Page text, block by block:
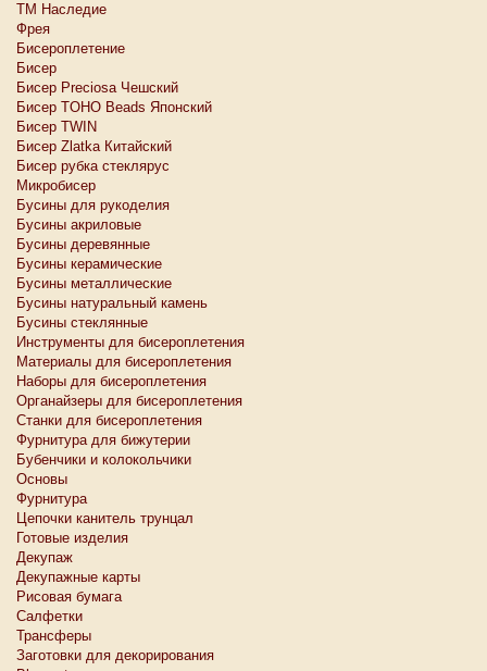
ТМ Наследие
Фрея
Бисероплетение
Бисер
Бисер Preciosa Чешский
Бисер TOHO Beads Японский
Бисер TWIN
Бисер Zlatka Китайский
Бисер рубка стеклярус
Микробисер
Бусины для рукоделия
Бусины акриловые
Бусины деревянные
Бусины керамические
Бусины металлические
Бусины натуральный камень
Бусины стеклянные
Инструменты для бисероплетения
Материалы для бисероплетения
Наборы для бисероплетения
Органайзеры для бисероплетения
Станки для бисероплетения
Фурнитура для бижутерии
Бубенчики и колокольчики
Основы
Фурнитура
Цепочки канитель трунцал
Готовые изделия
Декупаж
Декупажные карты
Рисовая бумага
Салфетки
Трансферы
Заготовки для декорирования